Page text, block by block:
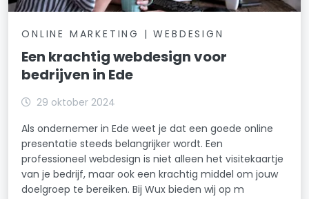
ONLINE MARKETING | WEBDESIGN
Een krachtig webdesign voor
bedrijven in Ede
29 oktober 2024
Als ondernemer in Ede weet je dat een goede online
presentatie steeds belangrijker wordt. Een
professioneel webdesign is niet alleen het visitekaartje
van je bedrijf, maar ook een krachtig middel om jouw
doelgroep te bereiken. Bij Wux bieden wij op m